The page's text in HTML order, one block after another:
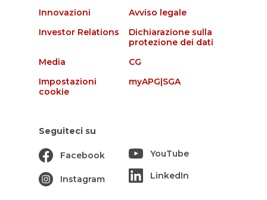
Innovazioni
Avviso legale
Investor Relations
Dichiarazione sulla
protezione dei dati
Media
CG
Impostazioni
cookie
myAPG|SGA
Seguiteci su
Facebook
Instagram
YouTube
LinkedIn